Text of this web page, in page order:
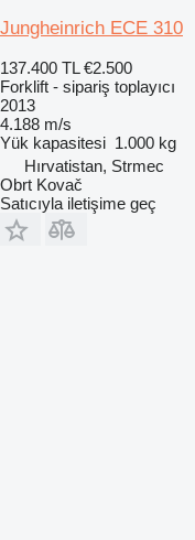
Jungheinrich ECE 310
137.400 TL €2.500
Forklift - sipariş toplayıcı
2013
4.188 m/s
Yük kapasitesi 1.000 kg
Hırvatistan, Strmec
Obrt Kovač
Satıcıyla iletişime geç